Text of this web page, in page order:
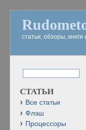
статьи, обзоры, книги
СТАТЬИ
Все статьи
Флэш
Процессоры